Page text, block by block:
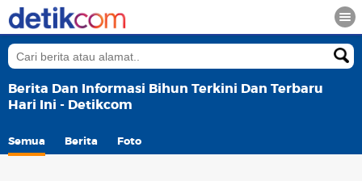
Berita Dan Informasi Bihun Terkini Dan Terbaru
Hari Ini - Detikcom
Semua Berita Foto